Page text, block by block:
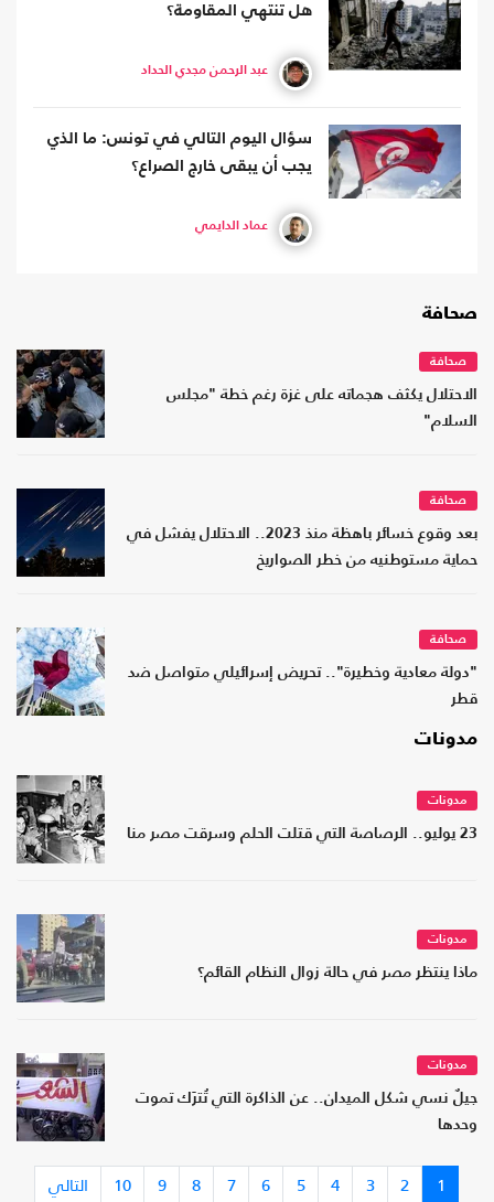
هل تنتهي المقاومة؟
عبد الرحمن مجدي الحداد
سؤال اليوم التالي في تونس: ما الذي
يجب أن يبقى خارج الصراع؟
عماد الدايمي
صحافة
صحافة
الاحتلال يكثف هجماته على غزة رغم خطة "مجلس
السلام"
صحافة
بعد وقوع خسائر باهظة منذ 2023.. الاحتلال يفشل في
حماية مستوطنيه من خطر الصواريخ
صحافة
"دولة معادية وخطيرة".. تحريض إسرائيلي متواصل ضد
قطر
مدونات
مدونات
23 يوليو.. الرصاصة التي قتلت الحلم وسرقت مصر منا
مدونات
ماذا ينتظر مصر في حالة زوال النظام القائم؟
مدونات
جيلٌ نسي شكل الميدان.. عن الذاكرة التي تُترَك تموت
وحدها
1
2
3
4
5
6
7
8
9
10 التالي